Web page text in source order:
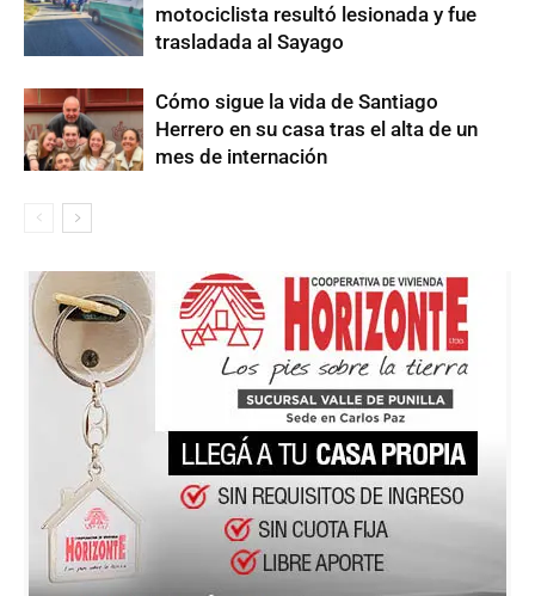
motociclista resultó lesionada y fue
trasladada al Sayago
Cómo sigue la vida de Santiago
Herrero en su casa tras el alta de un
mes de internación